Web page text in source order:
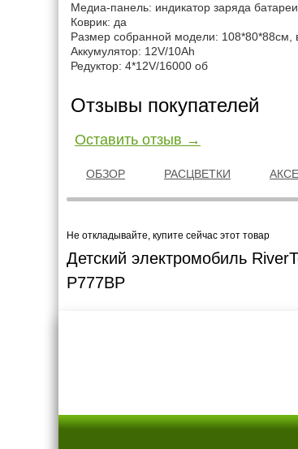
Медиа-панель: индикатор заряда
Коврик: да
Размер собранной модели: 108*80*88см,
Аккумулятор: 12V/10Аh
Редуктор: 4*12V/16000 об
Отзывы покупателей
Оставить отзыв →
ОБЗОР РАСЦВЕТКИ
Не откладывайте, купите сейчас этот товар
Детский электромобиль
P777BP